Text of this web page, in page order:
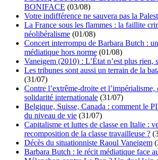
BONIFACE (03/08)
Votre indifférence ne sauvera pas la
La France sous les flammes : la faillite
néolibéralisme (01/08)
Concert interrompu de Barbara Butch :
médiatique hors norme (01/08)
Vaneigem (2010) : L’État n’est plus rien,
Les tribunes sont aussi un terrain de la
(31/07)
Contre l’extrême-droite et l’impérialisme,
solidarité internationale (31/07)
Belgique, Suisse, Canada : comment le
du niveau de vie (31/07)
Capitalisme et luttes de classe en Italie :
recomposition de la classe travailleuse ?
Décès du situationniste Raoul Vaneigem
Barbara Butch : le récit médiatique face